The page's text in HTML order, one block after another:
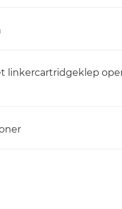
linkercartridgeklep